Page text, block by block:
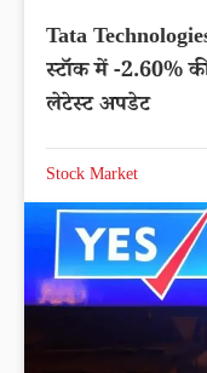
Tata
स्टॉक में -2.60%
लेटेस्ट अपडेट
Stock Market